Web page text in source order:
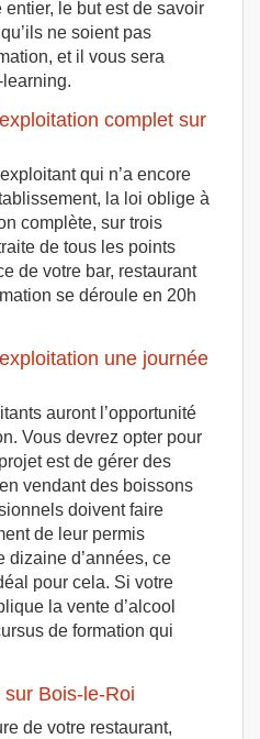
le but est de savoir
ne soient pas
et il vous sera
complet sur
qui n’a encore
la loi oblige à
complète, sur trois
de tous les points
de votre bar, restaurant
se déroule en 20h
une journée
auront l’opportunité
Vous devrez opter pour
est de gérer des
vendant des boissons
doivent faire
de leur permis
dizaine d’années, ce
pour cela. Si votre
la vente d’alcool
de formation qui
Bois-le-Roi
de votre restaurant,